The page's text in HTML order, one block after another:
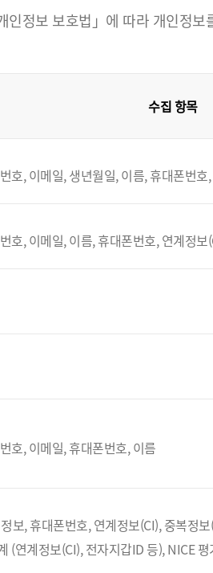
정보 보호법」에 따라 개인정
수집 항목
호, 이메일, 생년월일, 이름, 휴대폰번
호, 이메일, 이름, 휴대폰번호, 연계정
호, 이메일, 휴대폰번호, 이름
보, 휴대폰번호, 연계정보(CI), 중복정
(연계정보(CI), 전자지갑ID 등), NICE